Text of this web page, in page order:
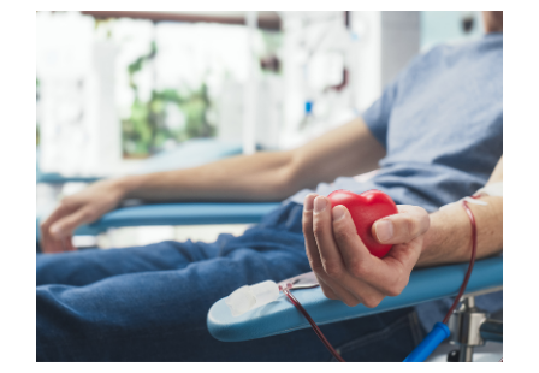
Estudiantes
Académicos
Funcionarios
Alumni
English